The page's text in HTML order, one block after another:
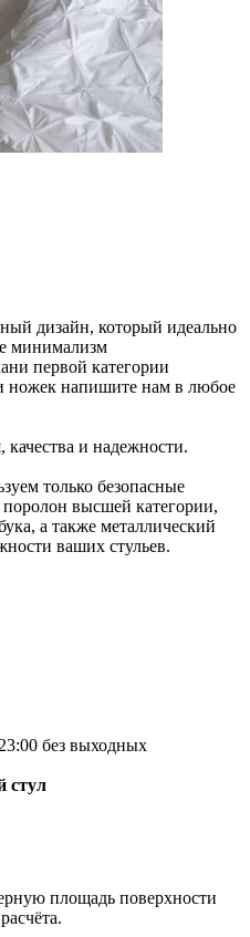
дизайн, который идеально
минимализм
первой категории
ножек напишите нам в любое
качества и надежности.
только безопасные
высшей категории,
а также металлический
ваших стульев.
без выходных
стул
площадь поверхности